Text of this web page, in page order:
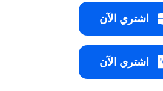
اشتري الآن
اشتري الآن